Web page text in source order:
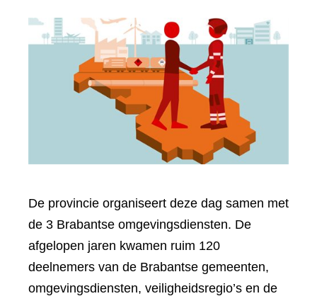
De provincie organiseert deze dag samen met
de 3 Brabantse omgevingsdiensten. De
afgelopen jaren kwamen ruim 120
deelnemers van de Brabantse gemeenten,
omgevingsdiensten, veiligheidsregio’s en de